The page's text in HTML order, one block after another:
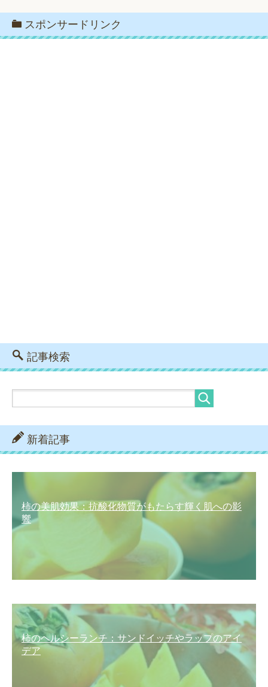
スポンサードリンク
記事検索
新着記事
柿の美肌効果：抗酸化物質がもたらす輝く肌への影
響
柿のヘルシーランチ：サンドイッチやラップのアイ
デア